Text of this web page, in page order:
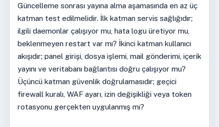
Güncelleme sonrası yayına alma aşamasında en az üç
katman test edilmelidir. İlk katman servis sağlığıdır;
ilgili daemonlar çalışıyor mu, hata logu üretiyor mu,
beklenmeyen restart var mı? İkinci katman kullanıcı
akışıdır; panel girişi, dosya işlemi, mail gönderimi, içerik
yayını ve veritabanı bağlantısı doğru çalışıyor mu?
Üçüncü katman güvenlik doğrulamasıdır; geçici
firewall kuralı, WAF ayarı, izin değişikliği veya token
rotasyonu gerçekten uygulanmış mı?